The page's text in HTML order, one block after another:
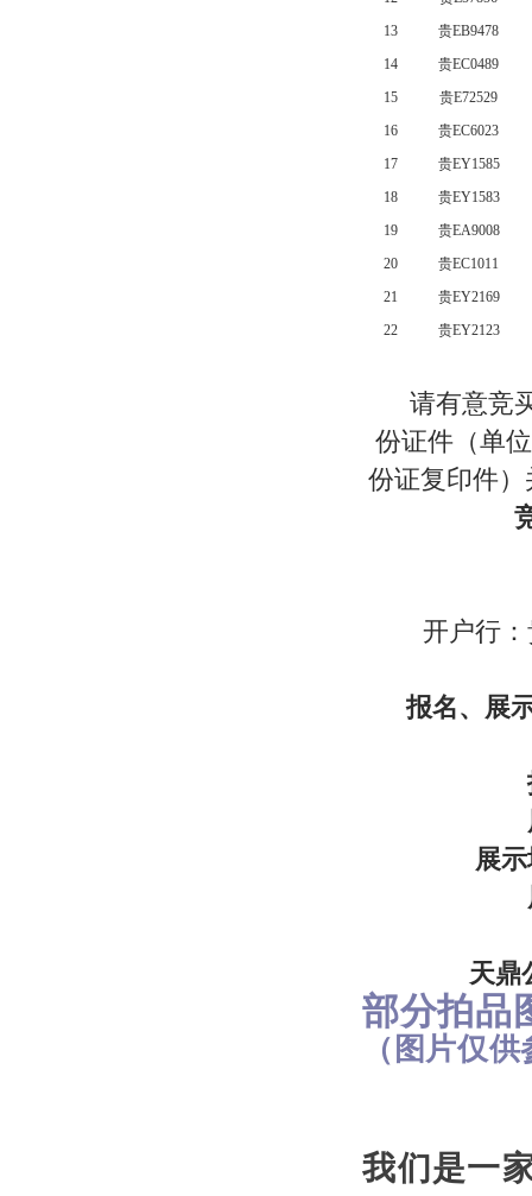
13
贵EB9478
14
贵EC0489
15
贵E72529
16
贵EC6023
17
贵EY1585
18
贵EY1583
19
贵EA9008
20
贵EC1011
21
贵EY2169
22
贵EY2123
请有意竞买
份证件（单
份证复印件）
竞
开户行：
报名、展
展
天鼎
部分拍品
（图片仅
我们是一